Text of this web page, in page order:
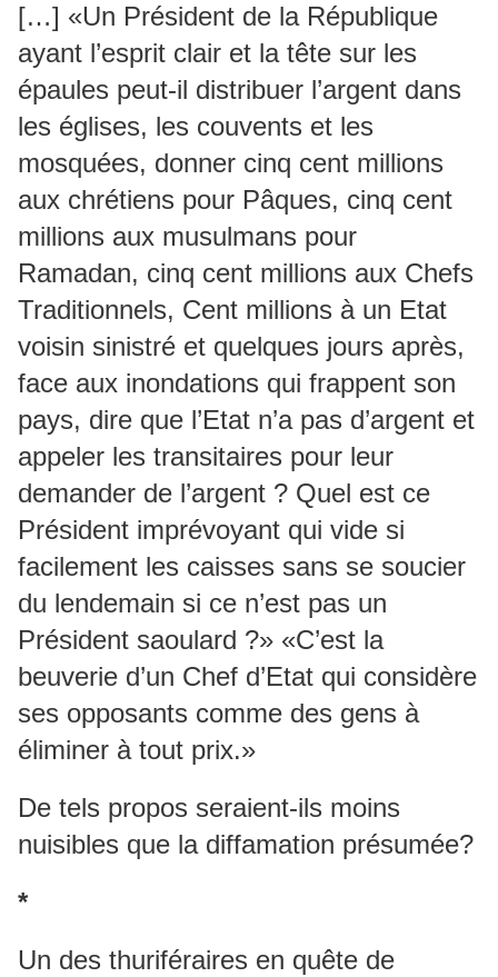
[…] «Un Président de la République
ayant l’esprit clair et la tête sur les
épaules peut-il distribuer l’argent dans
les églises, les couvents et les
mosquées, donner cinq cent millions
aux chrétiens pour Pâques, cinq cent
millions aux musulmans pour
Ramadan, cinq cent millions aux Chefs
Traditionnels, Cent millions à un Etat
voisin sinistré et quelques jours après,
face aux inondations qui frappent son
pays, dire que l’Etat n’a pas d’argent et
appeler les transitaires pour leur
demander de l’argent ? Quel est ce
Président imprévoyant qui vide si
facilement les caisses sans se soucier
du lendemain si ce n’est pas un
Président saoulard ?» «C’est la
beuverie d’un Chef d’Etat qui considère
ses opposants comme des gens à
éliminer à tout prix.»
De tels propos seraient-ils moins
nuisibles que la diffamation présumée?
*
Un des thuriféraires en quête de